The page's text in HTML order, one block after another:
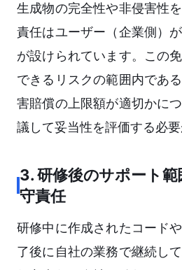
生成物の完全性や非侵害性
責任はユーザー（企業側）
が設けられています。この
できるリスクの範囲内であ
害賠償の上限額が適切かに
議して妥当性を評価する必要
3. 研修後のサポート
守責任
研修中に作成されたコード
了後に自社の業務で継続し